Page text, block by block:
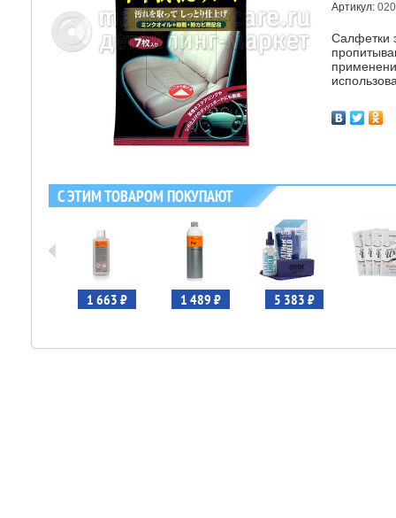
Артикул:
Салфетки
С ЭТИМ ТОВАРОМ ПОКУПАЮТ
1 663 ₽ 1 489 ₽ 5 383 ₽